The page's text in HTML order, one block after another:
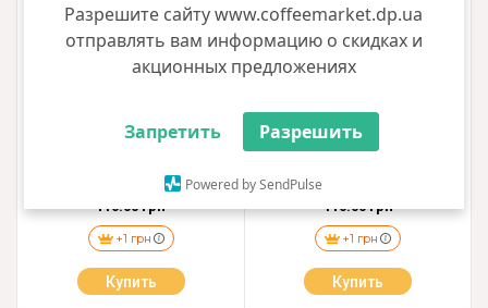
Разрешите сайту www.coffeemarket.dp.ua
отправлять вам информацию о скидках и
акционных предложениях
Запретить Разрешить
Powered by SendPulse
Сироп Loft Лемонграсс 0,7л
110.00 грн
+1 грн
Купить
Сироп Loft Лимонад 0.7л Стекло
110.00 грн
+1 грн
Купить